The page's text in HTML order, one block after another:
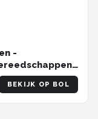
-
BEKIJK OP BOL